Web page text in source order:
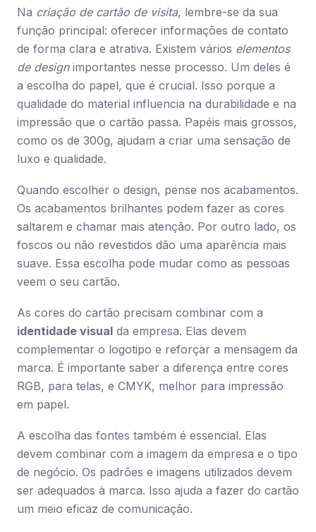
Na criação de cartão de visita, lembre-se da sua
função principal: oferecer informações de contato
de forma clara e atrativa. Existem vários elementos
de designimportantes nesse processo. Um deles é
a escolha do papel, que é crucial. Isso porque a
qualidade do material influencia na durabilidade e na
impressão que o cartão passa. Papéis mais grossos,
como os de 300g, ajudam a criar uma sensação de
luxo e qualidade.
Quando escolher o design, pense nos acabamentos.
Os acabamentos brilhantes podem fazer as cores
saltarem e chamar mais atenção. Por outro lado, os
foscos ou não revestidos dão uma aparência mais
suave. Essa escolha pode mudar como as pessoas
veem o seu cartão.
As cores do cartão precisam combinar com a
identidade visual da empresa. Elas devem
complementar o logotipo e reforçar a mensagem da
marca. É importante saber a diferença entre cores
RGB, para telas, e CMYK, melhor para impressão
em papel.
A escolha das fontes também é essencial. Elas
devem combinar com a imagem da empresa e o tipo
de negócio. Os padrões e imagens utilizados devem
ser adequados à marca. Isso ajuda a fazer do cartão
um meio eficaz de comunicação.